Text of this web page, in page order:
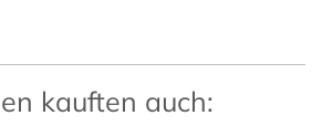
kauften auch: